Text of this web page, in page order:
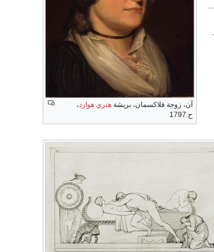
آن، زوجة فلاكسمان، بريشة هنري هوارد،
ح.1797